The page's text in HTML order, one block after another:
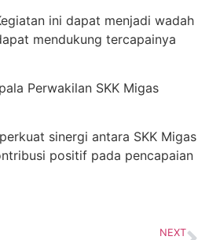
ini dapat menjadi wadah
mendukung tercapainya
Perwakilan SKK Migas
sinergi antara SKK Migas
positif pada pencapaian
NEXT